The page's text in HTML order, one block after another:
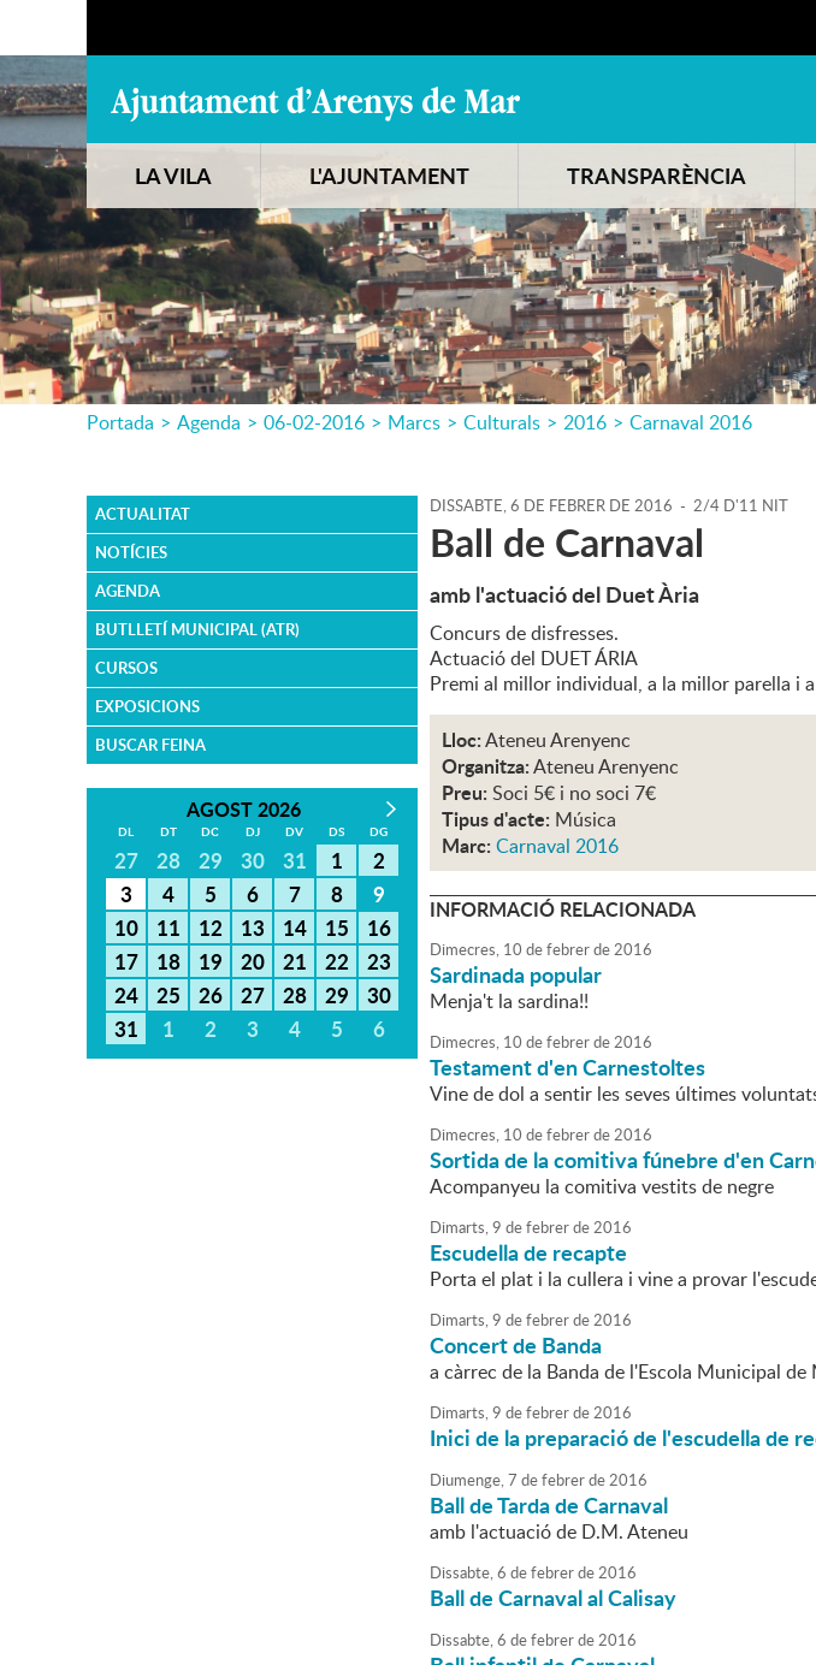
LA VILA L'AJUNTAMENT TRANSPARÈNCIA
Portada > Agenda > 06-02-2016 > Marcs > Culturals > 2016 > Carnaval 2016
ACTUALITAT
NOTÍCIES
AGENDA
BUTLLETÍ MUNICIPAL (ATR)
CURSOS
EXPOSICIONS
BUSCAR FEINA
AGOST 2026
DL DT DC DJ DV DS DG
27 28 29 30 31 1
2
3
4 5 6 7 8
9
10
11 12 13 14 15
16
17
18 19 20 21 22
23
24
25 26 27 28 29
30
31
1 2 3 4 5 6
DISSABTE,6 DE FEBRER DE 2016 - 2/4 D'11 NIT
Ball de Carnaval
amb l'actuació del Duet Ària
Concurs de disfresses.
Actuació del DUET ÁRIA
Premi al millor individual, a la millor parella i
Lloc:Ateneu Arenyenc
Organitza:Ateneu Arenyenc
Preu: Soci 5€ i no soci 7€
Tipus d'acte: Música
Marc: Carnaval 2016
INFORMACIÓ RELACIONADA
Dimecres, 10 defebrerde2016
Sardinada popular
Menja't la sardina!!
Dimecres, 10 defebrerde2016
Testament d'en Carnestoltes
Vine de dol a sentir les seves últimes
Dimecres, 10 defebrerde2016
Sortida de la comitiva fúnebre d'en
Acompanyeu la comitiva vestits de negre
Dimarts,9 defebrerde2016
Escudella de recapte
Porta el plat i la cullera i vine a provar
Dimarts,9 defebrerde2016
Concert de Banda
a càrrec de la Banda de l'Escola Municipal de
Dimarts,9 defebrerde2016
Inici de la preparació de l'escudella de
Diumenge,7 defebrerde2016
Ball de Tarda de Carnaval
amb l'actuació de D.M. Ateneu
Dissabte,6 defebrerde2016
Ball de Carnaval al Calisay
Dissabte,6 defebrerde2016